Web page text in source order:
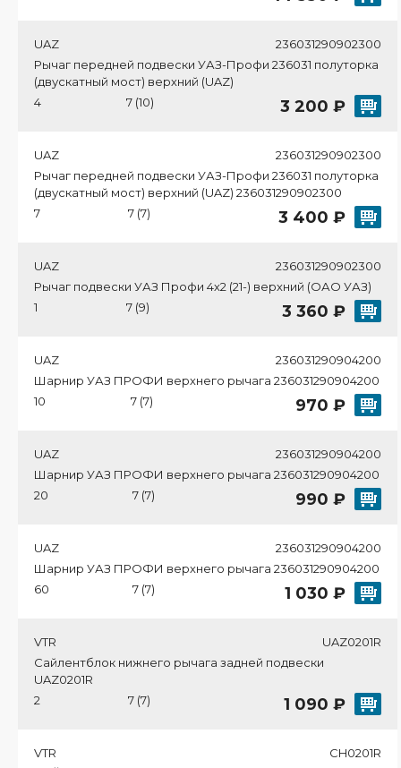
UAZ
236031290902300
Рычаг передней подвески УАЗ-Профи 236031 полуторка
(двускатный мост) верхний (UAZ)
4
7 (10) 3 200 ₽
UAZ
236031290902300
Рычаг передней подвески УАЗ-Профи 236031 полуторка
(двускатный мост) верхний (UAZ) 236031290902300
7
7 (7) 3 400 ₽
UAZ
236031290902300
Рычаг подвески УАЗ Профи 4х2 (21-) верхний (ОАО УАЗ)
1
7 (9) 3 360 ₽
UAZ
236031290904200
Шарнир УАЗ ПРОФИ верхнего рычага 236031290904200
10
7 (7) 970 ₽
UAZ
236031290904200
Шарнир УАЗ ПРОФИ верхнего рычага 236031290904200
20
7 (7) 990 ₽
UAZ
236031290904200
Шарнир УАЗ ПРОФИ верхнего рычага 236031290904200
60
7 (7) 1 030 ₽
VTR
UAZ0201R
Сайлентблок нижнего рычага задней подвески
UAZ0201R
2
7 (7) 1 090 ₽
VTR
CH0201R